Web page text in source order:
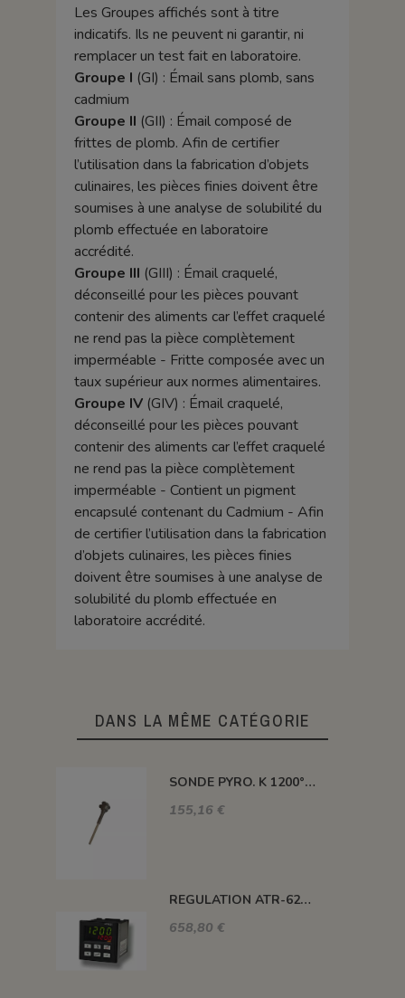
Les Groupes affichés sont à titre
indicatifs. Ils ne peuvent ni garantir, ni
remplacer un test fait en laboratoire.
Groupe I (GI) : Émail sans plomb, sans
cadmium
Groupe II (GII) : Émail composé de
frittes de plomb. Afin de certifier
l’utilisation dans la fabrication d’objets
culinaires, les pièces finies doivent être
soumises à une analyse de solubilité du
plomb effectuée en laboratoire
accrédité.
Groupe III (GIII) : Émail craquelé,
déconseillé pour les pièces pouvant
contenir des aliments car l’effet craquelé
ne rend pas la pièce complètement
imperméable - Fritte composée avec un
taux supérieur aux normes alimentaires.
Groupe IV(GIV) : Émail craquelé,
déconseillé pour les pièces pouvant
contenir des aliments car l’effet craquelé
ne rend pas la pièce complètement
imperméable - Contient un pigment
encapsulé contenant du Cadmium - Afin
de certifier l’utilisation dans la fabrication
d’objets culinaires, les pièces finies
doivent être soumises à une analyse de
solubilité du plomb effectuée en
laboratoire accrédité.
DANS LA MÊME CATÉGORIE
SONDE PYRO. K 1200° 300MM AVEC TETE
155,16 €
REGULATION ATR-621 13 ABC-T
658,80 €